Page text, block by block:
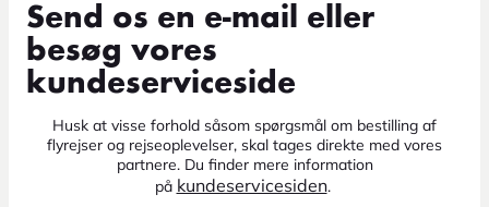
Send os en e-mail eller
besøg vores
kundeserviceside
Husk at visse forhold såsom spørgsmål om bestilling af
flyrejser og rejseoplevelser, skal tages direkte med vores
partnere. Du finder mere information
på kundeservicesiden.